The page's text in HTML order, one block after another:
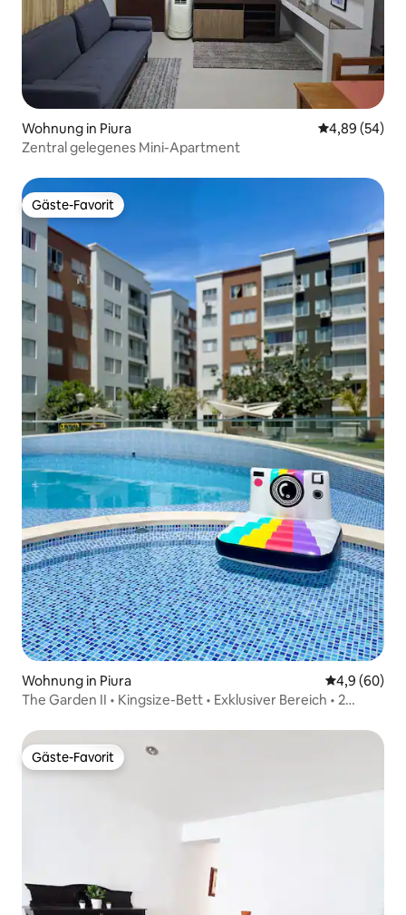
Wohnung in Piura
4,89 (54)
Zentral gelegenes Mini-Apartment
Gäste-Favorit
Gäste-Favorit
Wohnung in Piura
4,9 (60)
The Garden II • Kingsize-Bett • Exklusiver Bereich • 2
Gäste-Favorit
Gäste-Favorit